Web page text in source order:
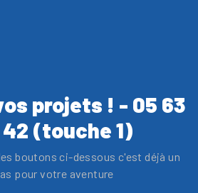
projets ! - 05 63
(touche 1)
boutons ci-dessous c'est déjà un
pour votre aventure